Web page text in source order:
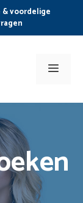
voordelige
Menu